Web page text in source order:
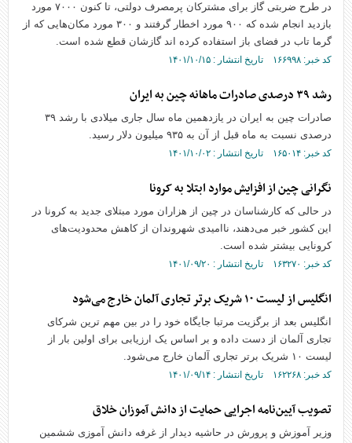
در طرح ضربتی گاز برای مشترکان پرمصرف دولتی، تا کنون ۷۰۰۰ مورد
بازدید انجام شده که ۹۰۰ مورد اخطار گرفتند و ۳۰۰ مورد مکان‌هایی که از
گرما تاب در فضای باز استفاده کرده اند گازشان قطع شده است.
کد خبر: ۱۶۶۹۹۸ تاریخ انتشار : ۱۴۰۱/۱۰/۱۵
رشد ۳۹ درصدی صادرات ماهانه چین به ایران
صادرات چین به ایران در یازدهمین ماه سال جاری میلادی با رشد ۳۹
درصدی نسبت به ماه قبل از آن به ۹۳۵ میلیون دلار رسید.
کد خبر: ۱۶۵۰۱۴ تاریخ انتشار : ۱۴۰۱/۱۰/۰۲
نگرانی چین از افزایش موارد ابتلا به کرونا
در حالی که کارشناسان در چین از هزاران مورد مبتلای جدید به کرونا در
این کشور خبر می‌دهند، ناامیدی شهروندان از کاهش محدودیت‌های
کرونایی بیشتر شده است.
کد خبر: ۱۶۳۲۷۰ تاریخ انتشار : ۱۴۰۱/۰۹/۲۰
انگلیس از لیست ۱۰ شریک برتر تجاری آلمان خارج می‌شود
انگلیس بعد از برگزیت مرتبا جایگاه خود را در بین مهم ترین شرکای
تجاری آلمان از دست داده و بر اساس یک ارزیابی برای اولین بار از
لیست ۱۰ شریک برتر تجاری آلمان خارج می‌شود.
کد خبر: ۱۶۲۲۶۸ تاریخ انتشار : ۱۴۰۱/۰۹/۱۴
تصویب آیین‌نامه اجرایی حمایت از دانش آموزان خلاق
وزیر آموزش و پرورش در حاشیه دیدار از غرفه دانش آموزی ششمین